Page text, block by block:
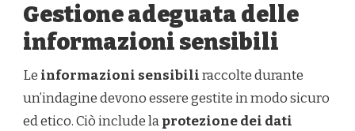
Gestione adeguata delle
informazioni sensibili
Le informazioni sensibiliraccolte durante
un’indagine devono essere gestite in modo sicuro
ed etico. Ciò include laprotezione dei dati